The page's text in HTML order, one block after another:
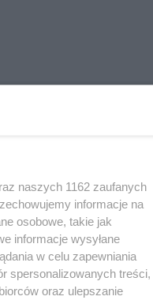
naszych 1162 zaufanych
informacje na
osobowe, takie jak
informacje wysyłane
w celu zapewniania
spersonalizowanych treści,
oraz ulepszanie